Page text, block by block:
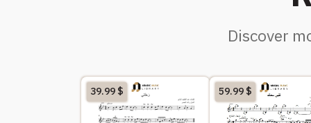
Discover
39.99$ 59.99$